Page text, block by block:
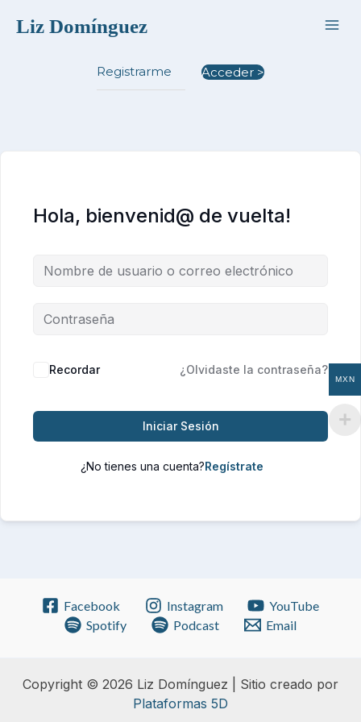
Liz Domínguez
Registrarme Acceder >
Hola, bienvenid@ de vuelta!
Recordar ¿Olvidaste la contraseña?
Iniciar Sesión
¿No tienes una cuenta?
Facebook Instagram
YouTube
Spotify
Podcast Email
Copyright © 2026 Liz Domínguez | Sitio creado por
Plataformas 5D
MXN